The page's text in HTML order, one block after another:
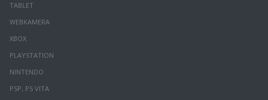
TABLET
WEBKAMERA
XBOX
PLAYSTATION
NINTENDO
PSP, PS VITA